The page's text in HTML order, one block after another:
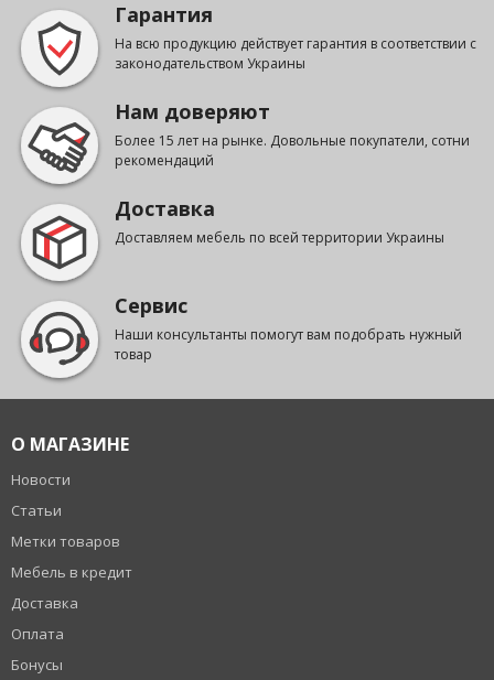
Гарантия
На всю продукцию действует гарантия в соответствии с
законодательством Украины
Нам доверяют
Более 15 лет на рынке. Довольные покупатели, сотни
рекомендаций
Доставка
Доставляем мебель по всей территории Украины
Сервис
Наши консультанты помогут вам подобрать нужный
товар
О МАГАЗИНЕ
Новости
Статьи
Метки товаров
Мебель в кредит
Доставка
Оплата
Бонусы